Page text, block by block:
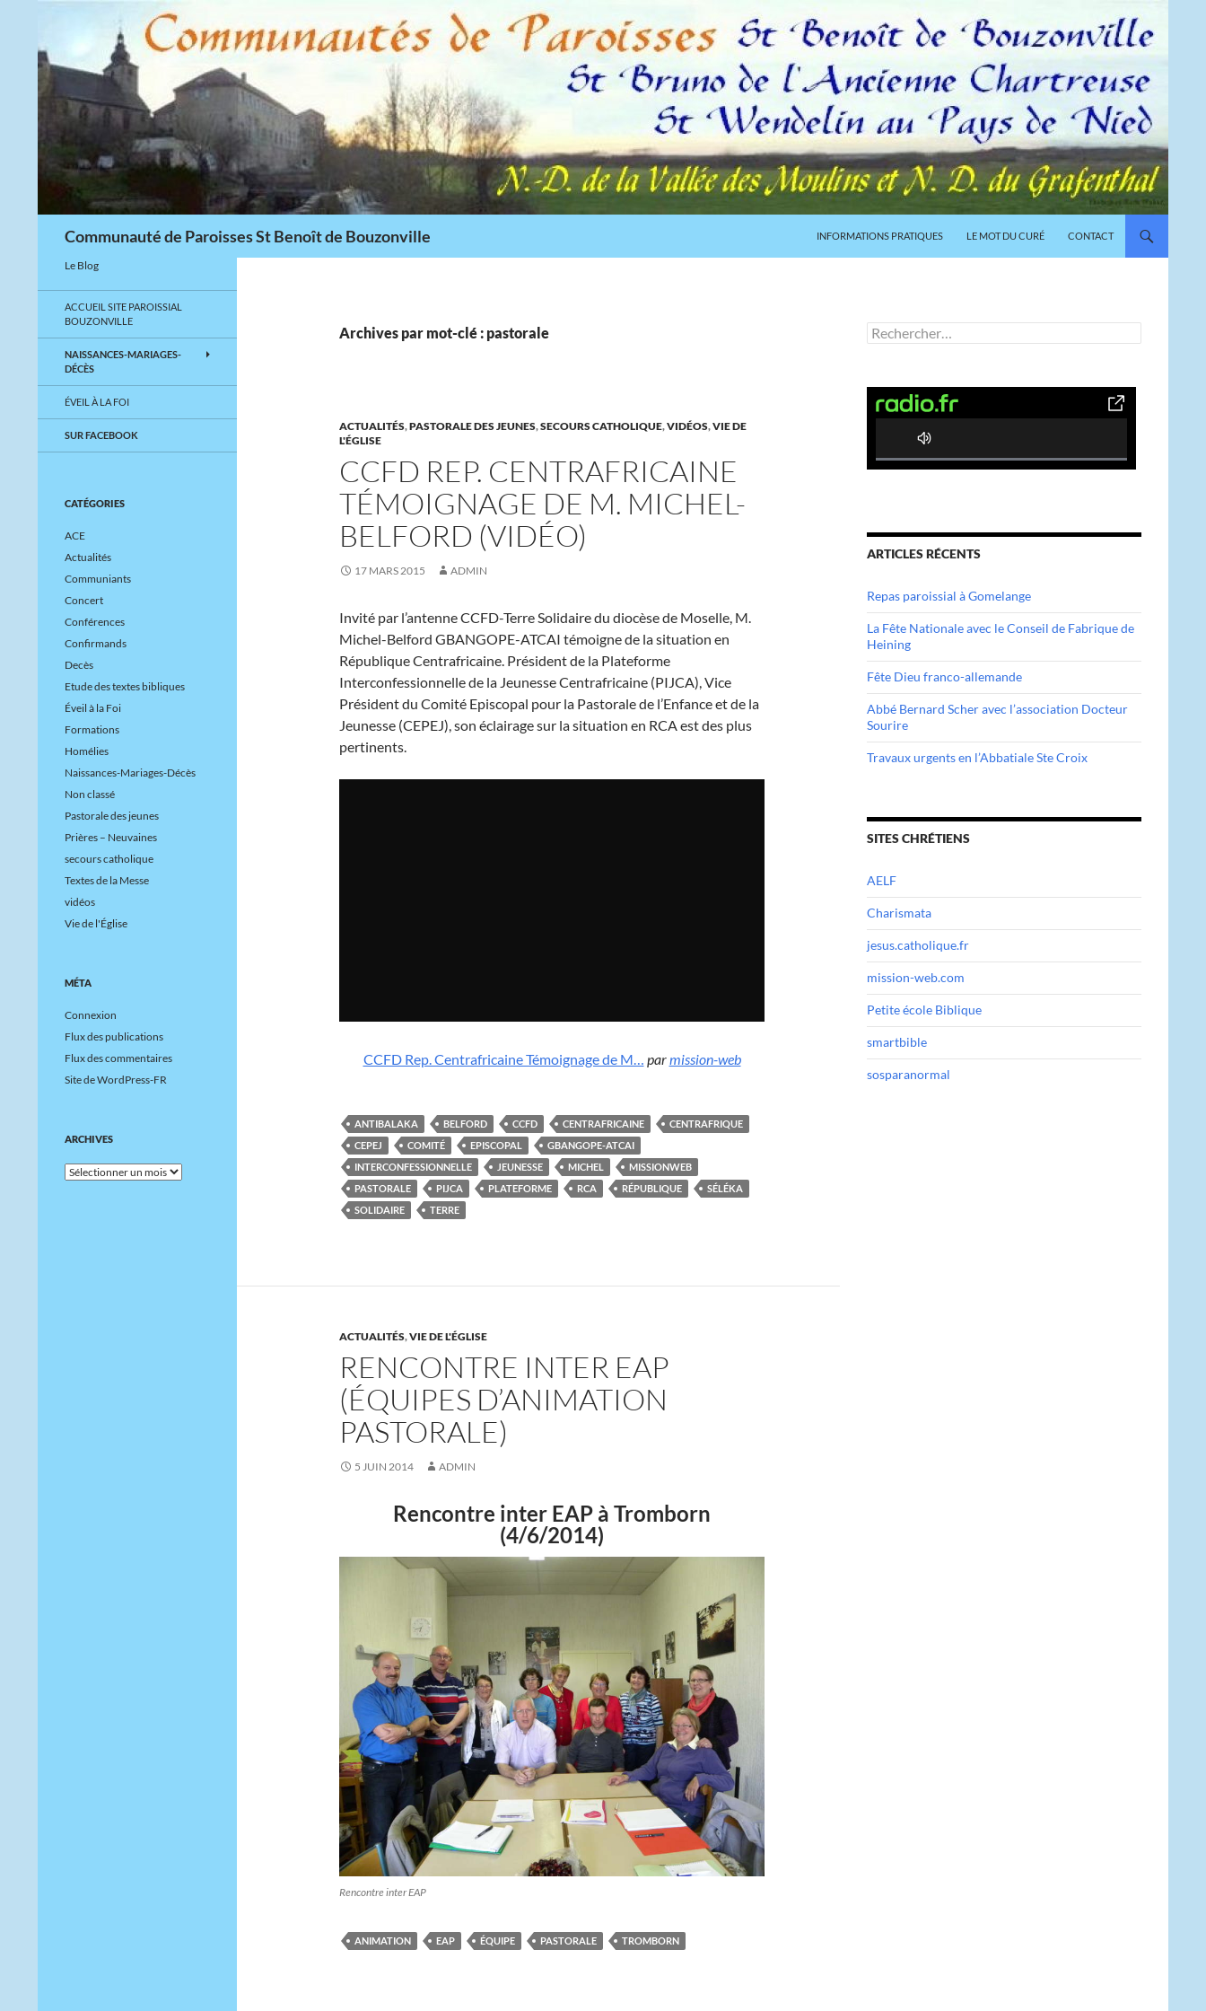
contenu
Communauté de Paroisses St Benoît de Bouzonville INFORMATIONS PRATIQUES LE MOT DU CURÉ CONTACT
Archives par mot-clé : pastorale
ACTUALITÉS,PASTORALE DES JEUNES,SECOURS CATHOLIQUE,VIDÉOS,VIE DE
L'ÉGLISE
CCFD REP. CENTRAFRICAINE
TÉMOIGNAGE DE M. MICHEL-
BELFORD (VIDÉO)
17 MARS 2015 ADMIN
Invité par l’antenne CCFD-Terre Solidaire du diocèse de Moselle, M.
Michel-Belford GBANGOPE-ATCAI témoigne de la situation en
République Centrafricaine. Président de la Plateforme
Interconfessionnelle de la Jeunesse Centrafricaine (PIJCA), Vice
Président du Comité Episcopal pour la Pastorale de l’Enfance et de la
Jeunesse (CEPEJ), son éclairage sur la situation en RCA est des plus
pertinents.
CCFD Rep. Centrafricaine Témoignage de M… parmission-web
ANTIBALAKA BELFORD CCFD CENTRAFRICAINE
CENTRAFRIQUE
CEPEJ
COMITÉ EPISCOPAL
GBANGOPE-ATCAI
INTERCONFESSIONNELLE
JEUNESSE MICHEL
MISSIONWEB
PASTORALE
PIJCA PLATEFORME RCA RÉPUBLIQUE
SÉLÉKA
SOLIDAIRE
TERRE
ACTUALITÉS,VIE DE L'ÉGLISE
RENCONTRE INTER EAP
(ÉQUIPES D’ANIMATION
PASTORALE)
5 JUIN 2014 ADMIN
Rencontre inter EAP à Tromborn
(4/6/2014)
Rencontre inter EAP
ANIMATION EAP ÉQUIPE PASTORALE TROMBORN
Rechercher :
0
e
t
e
ARTICLES RÉCENTS
Repas paroissial à Gomelange
La Fête Nationale avec le Conseil de Fabrique de
Heining
Fête Dieu franco-allemande
Abbé Bernard Scher avec l’association Docteur
Sourire
Travaux urgents en l’Abbatiale Ste Croix
SITES CHRÉTIENS
AELF
Charismata
jesus.catholique.fr
mission-web.com
Petite école Biblique
smartbible
sosparanormal
Le Blog
ACCUEIL SITE PAROISSIAL
BOUZONVILLE
NAISSANCES-MARIAGES-
DÉCÈS
ÉVEIL À LA FOI
SUR FACEBOOK
CATÉGORIES
ACE
Actualités
Communiants
Concert
Conférences
Confirmands
Decès
Etude des textes bibliques
Éveil à la Foi
Formations
Homélies
Naissances-Mariages-Décès
Non classé
Pastorale des jeunes
Prières – Neuvaines
secours catholique
Textes de la Messe
vidéos
Vie de l'Église
MÉTA
Connexion
Flux des publications
Flux des commentaires
Site de WordPress-FR
ARCHIVES
Archives